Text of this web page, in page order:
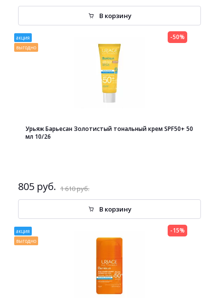
В корзину
акция
выгодно
Урьяж Барьесан Золотистый тональный крем SPF50+ 50
мл 10/26
805 руб. 1 610 руб.
-50%
В корзину
акция
выгодно
-15%